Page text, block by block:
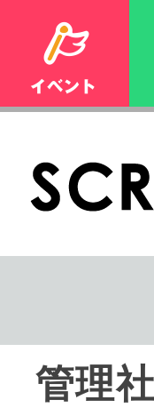
管理